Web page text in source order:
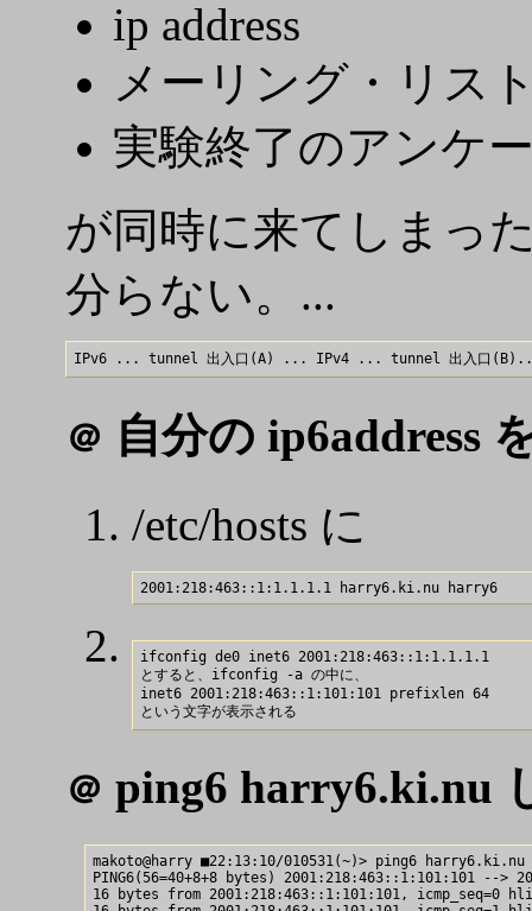
ip address
メーリング・リス
実験終了のアンケ
が同時に来てしまっ
分らない。...
＠ 自分の ip6address
/etc/hosts に
ifconfig de0 inet6 2001:218:463::1:1.1.1.1
とすると、ifconfig -a の中に、
inet6 2001:218:463::1:101:101 prefixlen 64
＠ ping6 harry6.ki.nu
makoto@harry ■22:13:10/010531(~)> ping6 harry6.ki.nu
PING6(56=40+8+8 bytes) 2001:218:463::1:101:101 -->
16 bytes from 2001:218:463::1:101:101, icmp_seq=0